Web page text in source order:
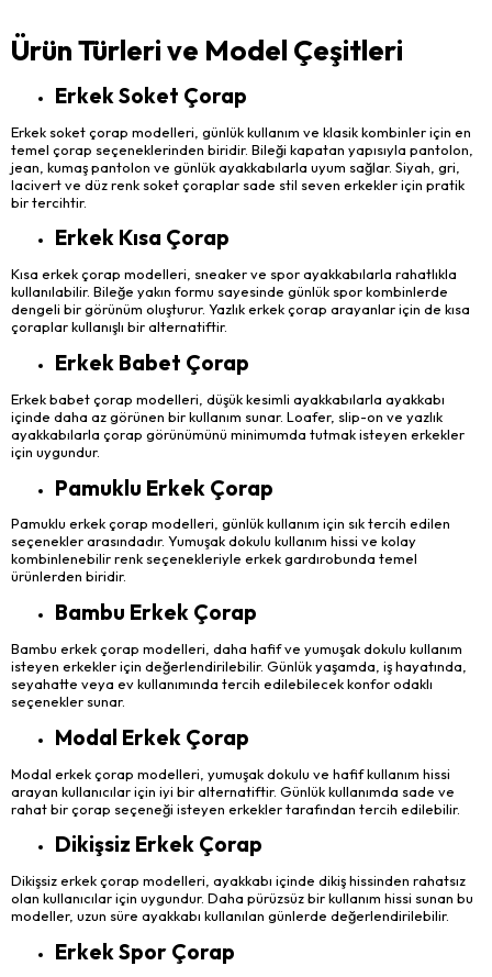
Ürün Türleri ve Model Çeşitleri
Erkek Soket Çorap
Erkek soket çorap modelleri, günlük kullanım ve klasik kombinler için en
temel çorap seçeneklerinden biridir. Bileği kapatan yapısıyla pantolon,
jean, kumaş pantolon ve günlük ayakkabılarla uyum sağlar. Siyah, gri,
lacivert ve düz renk soket çoraplar sade stil seven erkekler için pratik
bir tercihtir.
Erkek Kısa Çorap
Kısa erkek çorap modelleri, sneaker ve spor ayakkabılarla rahatlıkla
kullanılabilir. Bileğe yakın formu sayesinde günlük spor kombinlerde
dengeli bir görünüm oluşturur. Yazlık erkek çorap arayanlar için de kısa
çoraplar kullanışlı bir alternatiftir.
Erkek Babet Çorap
Erkek babet çorap modelleri, düşük kesimli ayakkabılarla ayakkabı
içinde daha az görünen bir kullanım sunar. Loafer, slip-on ve yazlık
ayakkabılarla çorap görünümünü minimumda tutmak isteyen erkekler
için uygundur.
Pamuklu Erkek Çorap
Pamuklu erkek çorap modelleri, günlük kullanım için sık tercih edilen
seçenekler arasındadır. Yumuşak dokulu kullanım hissi ve kolay
kombinlenebilir renk seçenekleriyle erkek gardırobunda temel
ürünlerden biridir.
Bambu Erkek Çorap
Bambu erkek çorap modelleri, daha hafif ve yumuşak dokulu kullanım
isteyen erkekler için değerlendirilebilir. Günlük yaşamda, iş hayatında,
seyahatte veya ev kullanımında tercih edilebilecek konfor odaklı
seçenekler sunar.
Modal Erkek Çorap
Modal erkek çorap modelleri, yumuşak dokulu ve hafif kullanım hissi
arayan kullanıcılar için iyi bir alternatiftir. Günlük kullanımda sade ve
rahat bir çorap seçeneği isteyen erkekler tarafından tercih edilebilir.
Dikişsiz Erkek Çorap
Dikişsiz erkek çorap modelleri, ayakkabı içinde dikiş hissinden rahatsız
olan kullanıcılar için uygundur. Daha pürüzsüz bir kullanım hissi sunan bu
modeller, uzun süre ayakkabı kullanılan günlerde değerlendirilebilir.
Erkek Spor Çorap